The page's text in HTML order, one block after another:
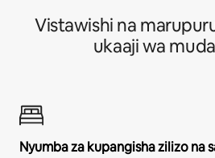
Vistawishi na
ukaaji wa
Nyumba za kupangisha zilizo na